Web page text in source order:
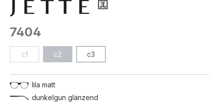
7404
c1 c2 c3
lila matt
dunkelgun glänzend